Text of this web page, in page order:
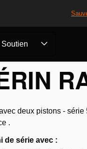
Soutien
deux pistons -
.
de série avec :